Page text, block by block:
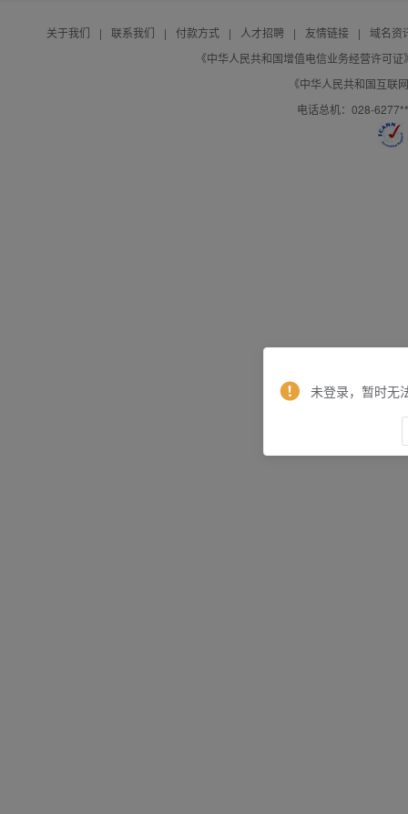
关于我们 | 联系我们 | 付款方式 | 人才招聘 | 友情链接 |
域名资
《中华人民共和国增值电信业务经营许可
《中华人民共和国互联
电话总机：028-
未登录，暂时无